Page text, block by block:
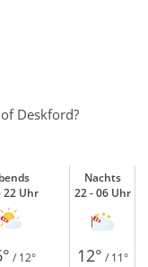
Deskford?
22 Uhr
Nachts
22 - 06 Uhr
/ 12° 12° / 11°